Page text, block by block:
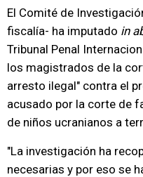
El Comité de
fiscalía- ha imputado in
Tribunal Penal
los magistrados de la
arresto ilegal" contra el
acusado por la corte de
de niños ucranianos a
"La investigación ha
necesarias y por eso se